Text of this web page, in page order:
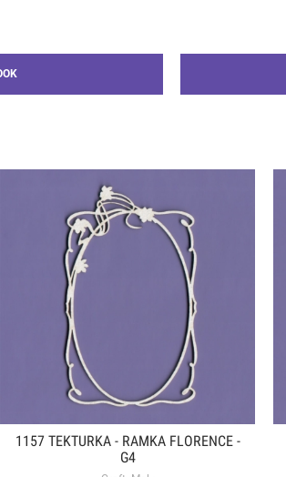
1157 TEKTURKA - RAMKA FLORENCE -
G4